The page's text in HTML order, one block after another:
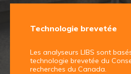
Technologie brevetée
Les analyseurs LIBS sont
technologie brevetée du
recherches du Canada.